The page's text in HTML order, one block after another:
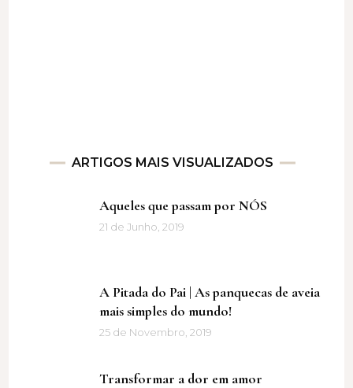
ARTIGOS MAIS VISUALIZADOS
Aqueles que passam por NÓS
21 de Junho, 2019
A Pitada do Pai | As panquecas de aveia
mais simples do mundo!
25 de Novembro, 2019
Transformar a dor em amor